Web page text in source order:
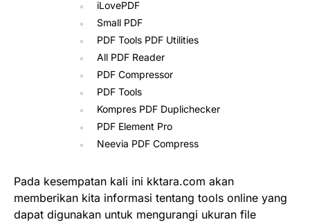
iLovePDF
Small PDF
PDF Tools PDF Utilities
All PDF Reader
PDF Compressor
PDF Tools
Kompres PDF Duplichecker
PDF Element Pro
Neevia PDF Compress
Pada kesempatan kali ini kktara.com akan
memberikan kita informasi tentang tools online yang
dapat digunakan untuk mengurangi ukuran file